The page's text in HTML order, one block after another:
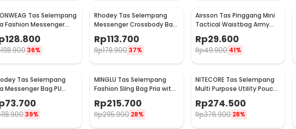
Tas Selempang
Fashion Messenger
PU Leather - 9918
128.800
198.90036%
Rhodey Tas Selempang
Messenger Crossbody Bag
Pria - 8001
Rp113.700
Rp178.900 37%
Airsson Tas Pinggang Mini
Tactical Waistbag Army
Look - JSH1525
Rp29.600
Rp49.900 41%
Tas Selempang
Messenger Bag PU
dengan Dompet -
73.700
118.90039%
MINGLU Tas Selempang
Fashion Sling Bag Pria with
Rp215.700
Rp295.900 28%
NITECORE Tas Selempang
Multi Purpose Utility Pouch
Rp274.500
Rp376.900 28%